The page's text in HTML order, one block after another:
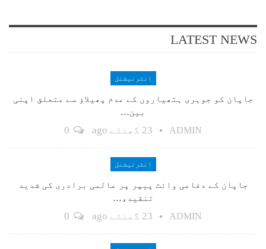
LATEST NEWS
انٹرنیشنل
جاپان کو جوہری ہتھیاروں کے عدم پھیلاؤ سے متعلق اپنی
بین…
ADMIN 23 گھنٹے ago
انٹرنیشنل
جاپان کے دفاعی وائٹ پیپر پر عالمی برادری کی شدید
تنقید،…
ADMIN 23 گھنٹے ago